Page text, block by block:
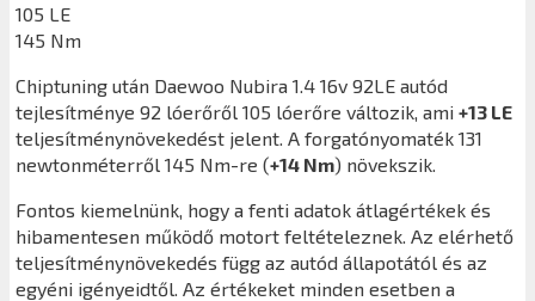
105 LE
145 Nm
Chiptuning után Daewoo Nubira 1.4 16v 92LE autód
tejlesítménye 92 lóerőről 105 lóerőre változik, ami +13 LE
teljesítménynövekedést jelent. A forgatónyomaték 131
newtonméterről 145 Nm-re (+14 Nm) növekszik.
Fontos kiemelnünk, hogy a fenti adatok átlagértékek és
hibamentesen működő motort feltételeznek. Az elérhető
teljesítménynövekedés függ az autód állapotától és az
egyéni igényeidtől. Az értékeket minden esetben a